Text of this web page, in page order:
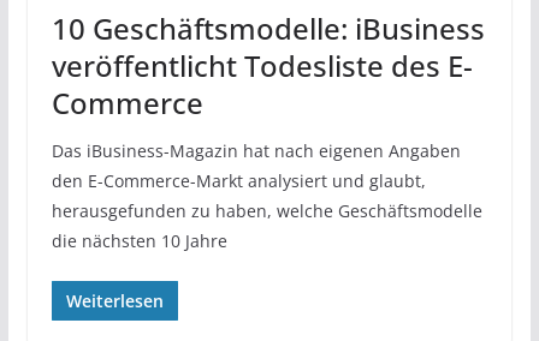
10 Geschäftsmodelle: iBusiness
veröffentlicht Todesliste des E-
Commerce
Das iBusiness-Magazin hat nach eigenen Angaben
den E-Commerce-Markt analysiert und glaubt,
herausgefunden zu haben, welche Geschäftsmodelle
die nächsten 10 Jahre
Weiterlesen